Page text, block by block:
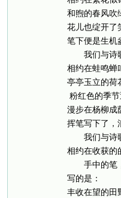
和煦的春风吹绿了大
花儿也绽开了笑
笔下便是生机盎然
我们与诗歌有
相约在蛙鸣蝉叫的
亭亭玉立的荷花绽放
粉红色的季节透出
漫步在杨柳成荫的
挥笔写下了，浪漫如
我们与诗歌有
相约在收获的的
手中的笔
写的是：
丰收在望的田野